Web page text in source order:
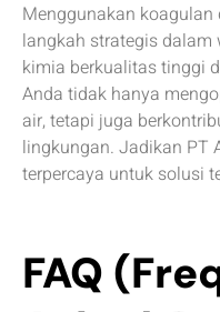
Menggunakan
langkah strategis dalam
kimia berkualitas tinggi
Anda tidak hanya
air, tetapi juga
lingkungan. Jadikan PT
terpercaya untuk solusi
FAQ